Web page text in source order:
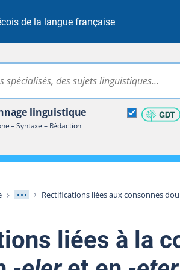
de la langue française
linguistique
– Syntaxe – Rédaction
terminologique
Afficher les niveaux
Rectifications liées aux consonnes
liées à la